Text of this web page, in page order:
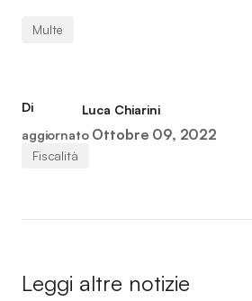
Multe
Di
Luca Chiarini
aggiornato Ottobre 09, 2022
Fiscalità
Leggi altre notizie